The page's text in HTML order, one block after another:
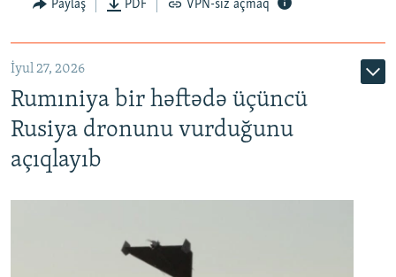
Paylaş PDF VPN-siz açmaq
İyul 27, 2026
Rumıniya bir həftədə üçüncü
Rusiya dronunu vurduğunu
açıqlayıb